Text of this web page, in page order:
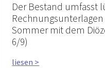
Der Bestand umfasst
Rechnungsunterlagen
Sommer mit dem
6/9)
liesen >